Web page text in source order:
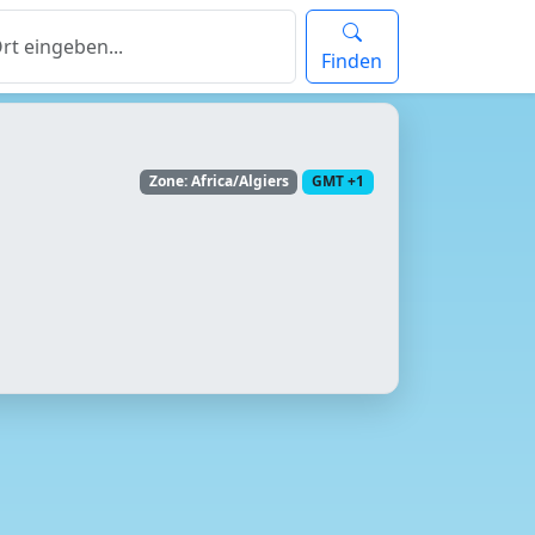
Finden
Zone: Africa/Algiers GMT +1